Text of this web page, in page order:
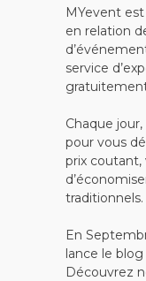
MYevent
en relation
service
Chaque
pour vous
prix
traditionnels.
En
lance le
Découvrez